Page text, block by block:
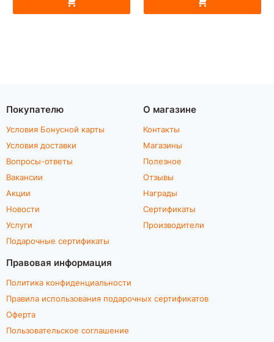
Покупателю
Условия Бонусной карты
Условия доставки
Вопросы-ответы
Вакансии
Акции
Новости
Услуги
Подарочные сертификаты
О магазине
Контакты
Магазины
Полезное
Отзывы
Награды
Сертификаты
Производители
Правовая информация
Политика конфиденциальности
Правила использования подарочных сертификатов
Оферта
Пользовательское соглашение